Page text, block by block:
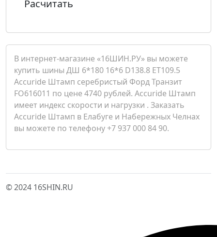
Расчитать
В интернет-магазине «16ШИН.РУ» вы можете
купить шины ДШ 6*180 16*6 D138.8 ET109.5
Accuride Штамп серебристый Форд Транзит
FO616011 по цене 4740 рублей. Accuride Штамп
имеет индекс скорости и нагрузки . Заказать
Accuride Штамп в Елабуге и Набережных Челнах
вы можете по телефону +7 937 000 84 90.
© 2024 16SHIN.RU